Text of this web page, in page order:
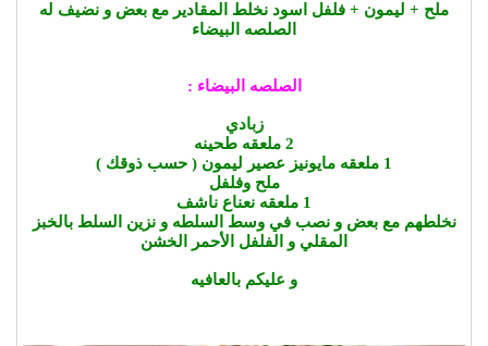
ملح + ليمون + فلفل اسود نخلط المقادير مع بعض و نضيف له
الصلصه البيضاء
الصلصه البيضاء :
زبادي
2 ملعقه طحينه
1 ملعقه مايونيز عصير ليمون ( حسب ذوقك )
ملح وفلفل
1 ملعقه نعناع ناشف
نخلطهم مع بعض و نصب في وسط السلطه و نزين السلط بالخبز
المقلي و الفلفل الأحمر الخشن
و عليكم بالعافيه